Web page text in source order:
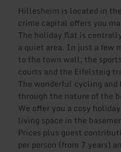
Hillesheim is located in
crime capital offers you
The holiday flat is
a quiet area. In just a few
to the town wall, the
courts and the Eifelsteig
The wonderful cycling and
through the nature of the
We offer you a cosy
living space in the
Prices plus guest
per person (from 7 years)